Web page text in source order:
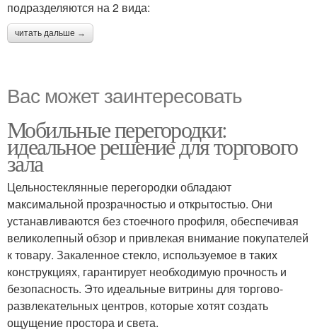
подразделяются на 2 вида:
читать дальше →
Вас может заинтересовать
Мобильные перегородки:
идеальное решение для торгового
зала
Цельностеклянные перегородки обладают
максимальной прозрачностью и открытостью. Они
устанавливаются без стоечного профиля, обеспечивая
великолепный обзор и привлекая внимание покупателей
к товару. Закаленное стекло, используемое в таких
конструкциях, гарантирует необходимую прочность и
безопасность. Это идеальные витрины для торгово-
развлекательных центров, которые хотят создать
ощущение простора и света.